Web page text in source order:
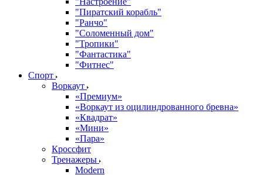
"Пиратский корабль"
"Ранчо"
"Соломенный дом"
"Тропики"
"Фантастика"
"Фитнес"
Спорт
Воркаут
«Премиум»
«Воркаут из оцилиндрованного бревна»
«Квадрат»
«Мини»
«Пара»
Кроссфит
Тренажеры
Modern